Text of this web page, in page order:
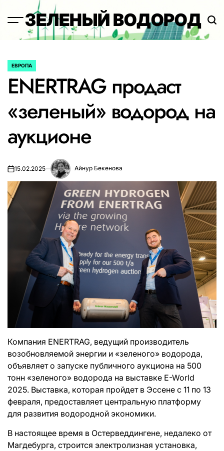
содержимому
ЗЕЛЕНЫЙ ВОДОРОД
ОПУБЛИКОВАНО
ЕВРОПА
ENERTRAG продаст
«зеленый» водород на
аукционе
15.02.2025 Айнур Бекенова
Компания ENERTRAG, ведущий производитель
возобновляемой энергии и «зеленого» водорода,
объявляет о запуске публичного аукциона на 500
тонн «зеленого» водорода на выставке E-World
2025. Выставка, которая пройдет в Эссене с 11 по 13
февраля, предоставляет центральную платформу
для развития водородной экономики.
В настоящее время в Остерведдингене, недалеко от
Магдебурга, строится электролизная установка,